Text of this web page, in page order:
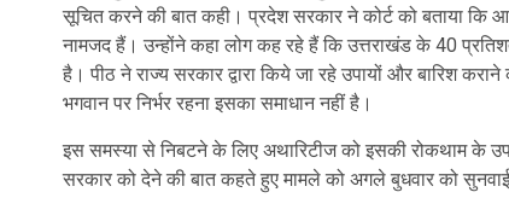
सूचित करने की बात कही। प्रदेश सरकार ने कोर्ट को बताया
नामजद हैं। उन्होंने कहा लोग कह रहे हैं कि उत्तराखंड के 40
है। पीठ ने राज्य सरकार द्वारा किये जा रहे उपायों और बारिश
भगवान पर निर्भर रहना इसका समाधान नहीं है।
इस समस्या से निबटने के लिए अथारिटीज को इसकी रोकथाम के
सरकार को देने की बात कहते हुए मामले को अगले बुधवार को सुनवाई